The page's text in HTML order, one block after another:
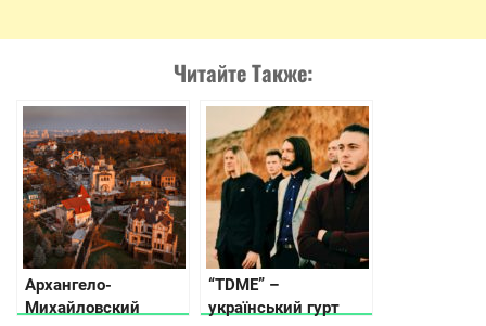
Читайте Также:
Архангело-
Михайловский
“TDME” –
український гурт